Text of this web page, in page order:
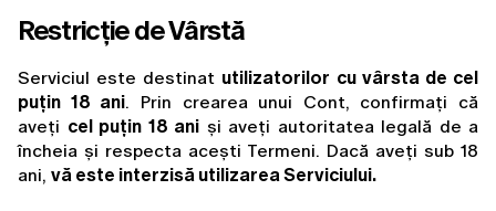
Restricție de Vârstă
Serviciul este destinat utilizatorilor cu vârsta de cel
puțin 18 ani. Prin crearea unui Cont, confirmați că
aveți cel puțin 18 ani și aveți autoritatea legală de a
încheia și respecta acești Termeni. Dacă aveți sub 18
ani, vă este interzisă utilizarea Serviciului.